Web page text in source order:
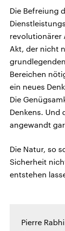
Die Befreiung
revolutionärer
Akt, der nicht
Bereichen
ein neues
Die
Denkens.
angewandt
Die Natur, so
Sicherheit
entstehen
Pierre